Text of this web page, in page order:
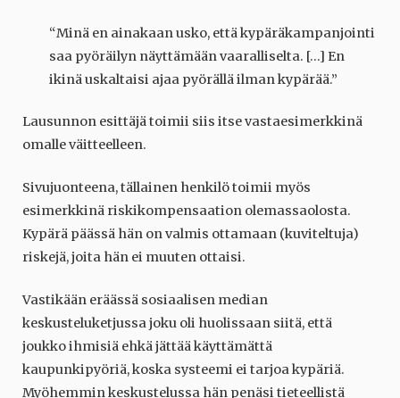
“Minä en ainakaan usko, että kypäräkampanjointi
saa pyöräilyn näyttämään vaaralliselta. […] En
ikinä uskaltaisi ajaa pyörällä ilman kypärää.”
Lausunnon esittäjä toimii siis itse vastaesimerkkinä
omalle väitteelleen.
Sivujuonteena, tällainen henkilö toimii myös
esimerkkinä riskikompensaation olemassaolosta.
Kypärä päässä hän on valmis ottamaan (kuviteltuja)
riskejä, joita hän ei muuten ottaisi.
Vastikään eräässä sosiaalisen median
keskusteluketjussa joku oli huolissaan siitä, että
joukko ihmisiä ehkä jättää käyttämättä
kaupunkipyöriä, koska systeemi ei tarjoa kypäriä.
Myöhemmin keskustelussa hän penäsi tieteellistä